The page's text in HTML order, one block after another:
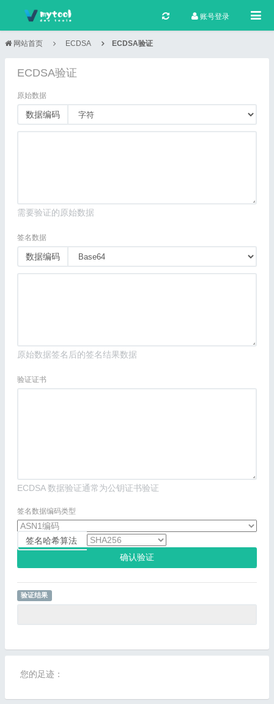
账号登录
网站首页 ECDSA ECDSA验证
ECDSA验证
原始数据
数据编码
需要验证的原始数据
签名数据
数据编码
原始数据签名后的签名结果数据
验证证书
ECDSA 数据验证通常为公钥证书验证
签名数据编码类型
签名哈希算法
确认验证
验证结果
您的足迹：